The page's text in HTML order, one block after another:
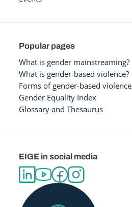
Popular pages
What is gender mainstreaming?
What is gender-based violence?
Forms of gender-based violence
Gender Equality Index
Glossary and Thesaurus
EIGE in social media